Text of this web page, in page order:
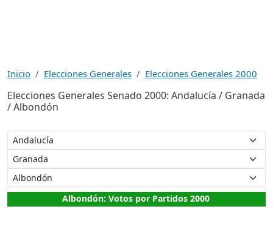
Inicio Elecciones Generales Elecciones Generales 2000
Elecciones Generales Senado 2000: Andalucía / Granada
/ Albondón
Albondón: Votos por Partidos 2000